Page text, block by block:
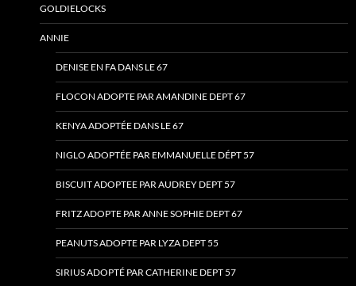
GOLDIELOCKS
ANNIE
DENISE EN FA DANS LE 67
FLOCON ADOPTE PAR AMANDINE DEPT 67
KENYA ADOPTÉE DANS LE 67
NIGLO ADOPTÉE PAR EMMANUELLE DÉPT 57
BISCUIT ADOPTEE PAR AUDREY DEPT 57
FRITZ ADOPTE PAR ANNE SOPHIE DEPT 67
PEANUTS ADOPTE PAR LYZA DEPT 55
SIRIUS ADOPTÉ PAR CATHERINE DEPT 57